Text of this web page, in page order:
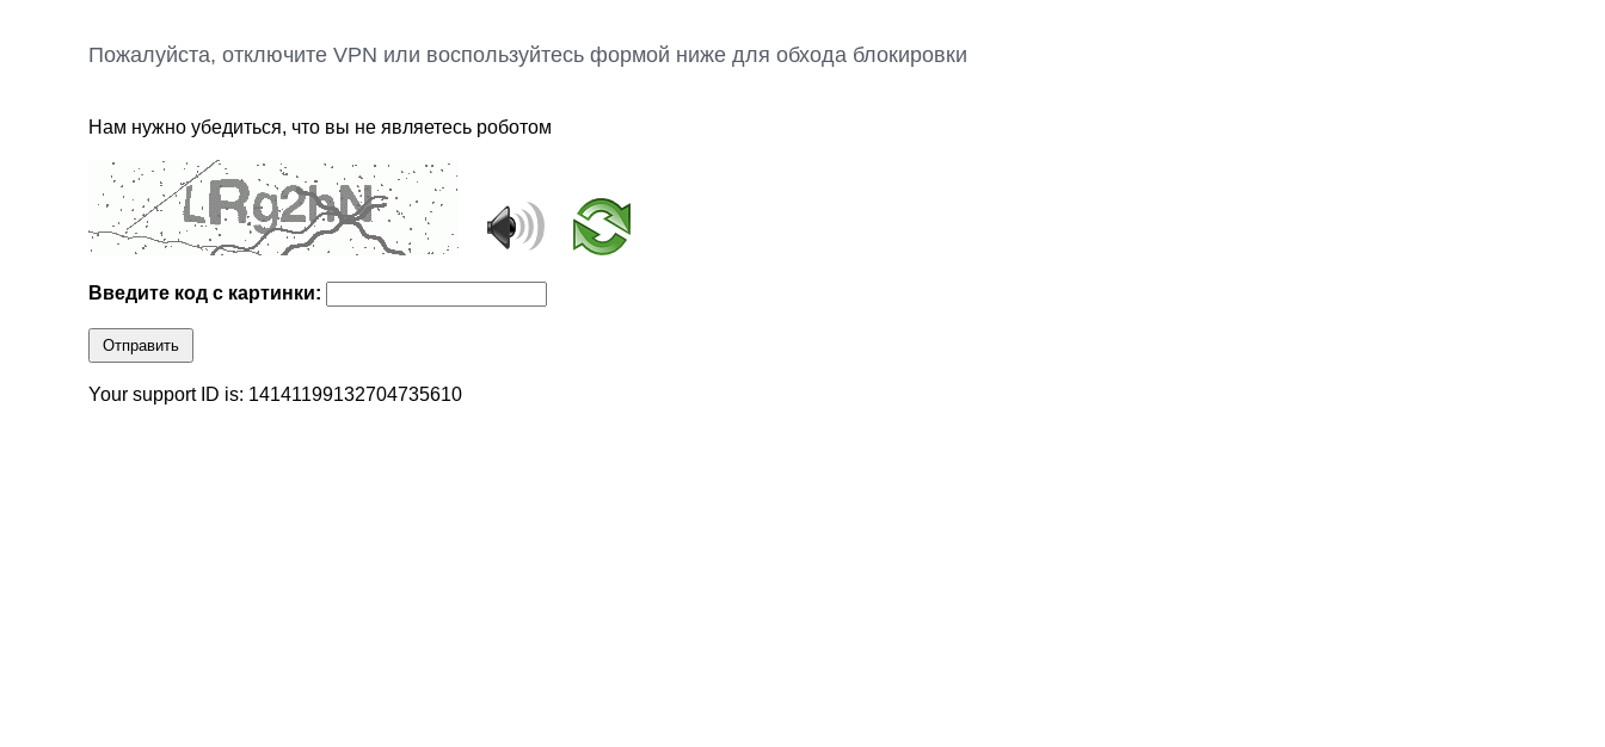
Пожалуйста, отключите VPN или воспользуйтесь формой ниже для обхода блокировки
Нам нужно убедиться, что вы не являетесь роботом
Введите код с картинки:
Отправить
Your support ID is: 14141199132704735610